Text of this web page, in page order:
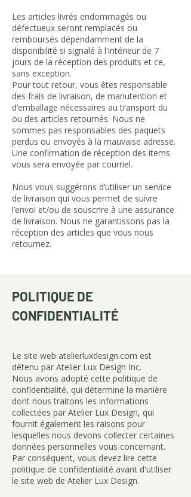
Les articles livrés endommagés ou
défectueux seront remplacés ou
remboursés dépendamment de la
disponibilité si signalé à l'intérieur de 7
jours de la réception des produits et ce,
sans exception.
Pour tout retour, vous êtes responsable
des frais de livraison, de manutention et
d’emballage nécessaires au transport du
ou des articles retournés. Nous ne
sommes pas responsables des paquets
perdus ou envoyés à la mauvaise adresse.
Une confirmation de réception des items
vous sera envoyée par courriel.
Nous vous suggérons d’utiliser un service
de livraison qui vous permet de suivre
l’envoi et/ou de souscrire à une assurance
de livraison. Nous ne garantissons pas la
réception des articles que vous nous
retournez.
POLITIQUE DE
CONFIDENTIALITÉ
Le site web atelierluxdesign.com est
détenu par Atelier Lux Design Inc.
Nous avons adopté cette politique de
confidentialité, qui détermine la manière
dont nous traitons les informations
collectées par Atelier Lux Design, qui
fournit également les raisons pour
lesquelles nous devons collecter certaines
données personnelles vous concernant.
Par conséquent, vous devez lire cette
politique de confidentialité avant d'utiliser
le site web de Atelier Lux Design.